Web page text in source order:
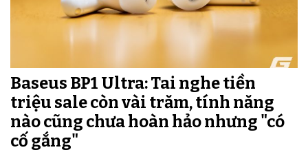
Baseus BP1 Ultra: Tai nghe tiền
triệu sale còn vài trăm, tính năng
nào cũng chưa hoàn hảo nhưng "có
cố gắng"